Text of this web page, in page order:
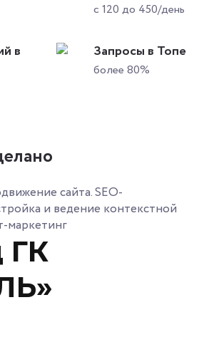
с 120 до 450/день
в
Запросы в Топе
более 80%
сайта. SEO-
и ведение контекстной
маркетинг
ГК